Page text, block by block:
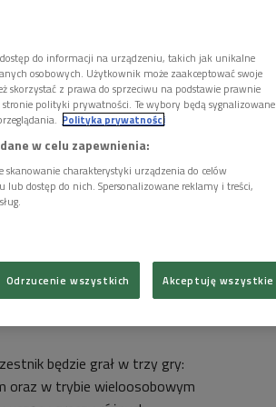
Kamolov (Rosjanin, 32
mechanik), Alexey Sitev
(Rosjanin, 33 lata, lekarz),
31 lat, inżynier) oraz Diego
w Instytucie Problemów
przez 18 miesięcy - tyle ma
będą
lotu – włącznie z
uczestniczyć w
eksperymentu, ma
partnerów" wspierających
będzie grał w trzy gry:
oraz w trybie wieloosobowym
do informacji na urządzeniu, takich jak unikalne
osobowych. Użytkownik może zaakceptować swoje
z prawa do sprzeciwu na podstawie prawnie
polityki prywatności. Te wybory będą sygnalizowane
Polityka prywatności
w celu zapewnienia:
charakterystyki urządzenia do celów
dostęp do nich. Spersonalizowane reklamy i treści,
Odrzucenie wszystkich Akceptuję wszystkie